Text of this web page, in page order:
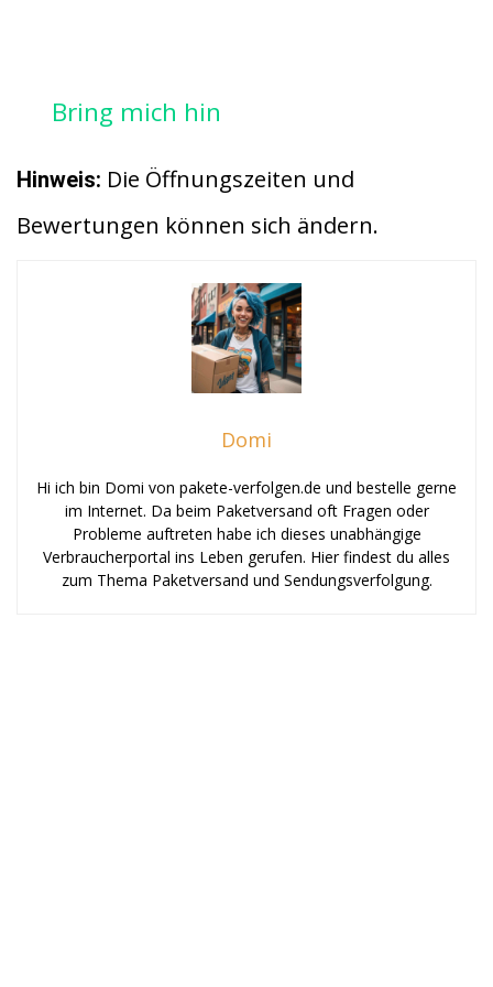
Bring mich hin
Hinweis: Die Öffnungszeiten und
Bewertungen können sich ändern.
Domi
Hi ich bin Domi von pakete-verfolgen.de und bestelle gerne
im Internet. Da beim Paketversand oft Fragen oder
Probleme auftreten habe ich dieses unabhängige
Verbraucherportal ins Leben gerufen. Hier findest du alles
zum Thema Paketversand und Sendungsverfolgung.